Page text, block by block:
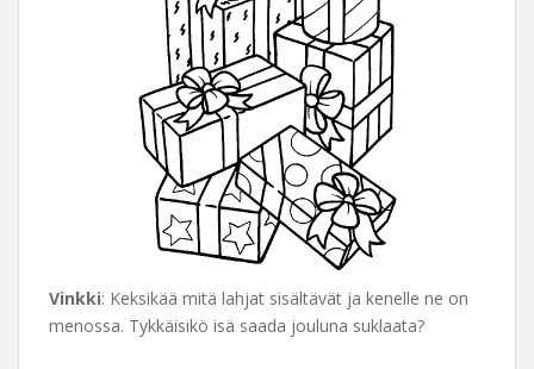
Vinkki: Keksikää mitä lahjat sisältävät ja kenelle ne on
menossa. Tykkäisikö isä saada jouluna suklaata?